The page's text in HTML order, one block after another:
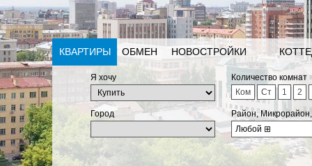
КВАРТИРЫ ОБМЕН НОВОСТРОЙКИ
Я хочу
Количество комнат
Ком
Ст 1 2
Город
Район,
Любой ⊞